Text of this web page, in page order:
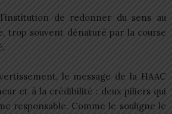
de redonner du sens au
trop souvent dénaturé par la course
le message de la HAAC
et à la crédibilité : deux piliers qui
responsable. Comme le souligne le